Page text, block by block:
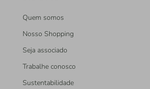
Quem somos
Nosso Shopping
Seja associado
Trabalhe conosco
Sustentabilidade